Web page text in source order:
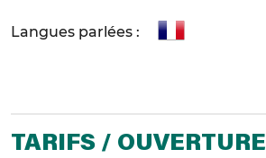
Langues parlées :
TARIFS / OUVERTURE